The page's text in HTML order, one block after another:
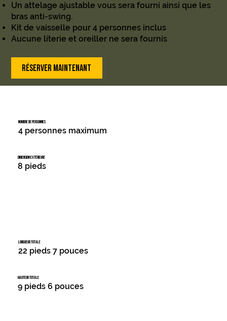
Un attelage ajustable vous sera fourni ainsi que les
bras anti-swing.
Kit de vaisselle pour 4 personnes inclus
Aucune literie et oreiller ne sera fournis
RÉSERVER MAINTENANT
NOMBRE DE PERSONNES
4 personnes maximum
DIMENSION EXTÉRIEURE
8 pieds
LONGUEUR TOTALE
22 pieds 7 pouces
HAUTEUR TOTALE
9 pieds 6 pouces